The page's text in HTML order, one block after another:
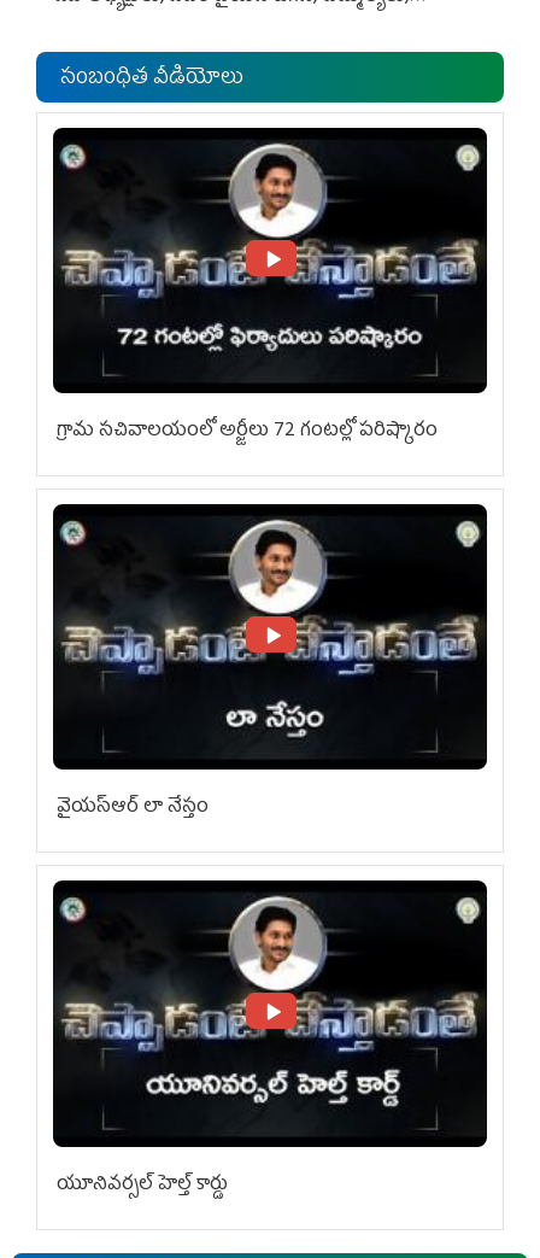
సంబంధిత వీడియోలు
గ్రామ స‌చివాల‌యంలో అర్జీలు 72 గంట‌ల్లో ప‌రిష్కారం
వైయ‌స్ఆర్ లా నేస్తం
యూనివ‌ర్స‌ల్ హెల్త్ కార్డు